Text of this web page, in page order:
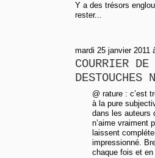
Y a des trésors
rester...
mardi 25 janvier 2011
COURRIER
@ rature : c’est
à la pure
dans les auteurs
n’aime vraiment
laissent
impressionné.
chaque fois et